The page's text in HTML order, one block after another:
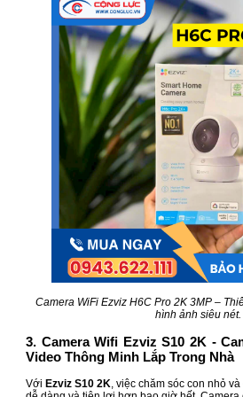
Camera WiFi Ezviz H6C Pro 2K 3MP –
hình ảnh siêu nét.
3. Camera Wifi Ezviz S10 2K -
Video Thông Minh Lắp Trong Nhà
Với Ezviz S10 2K, việc chăm sóc con nhỏ